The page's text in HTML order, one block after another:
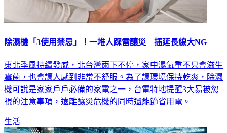
除濕機「3使用禁忌」！一堆人踩雷釀災 插延長線大NG
東北季風持續發威，北台灣雨下不停，家中濕氣重不只會滋生
霉菌，也會讓人感到非常不舒服。為了讓環境保持乾爽，除濕
機可說是家家戶戶必備的家電之一，台電特地提醒3大易被忽
視的注意事項，遠離釀災危機的同時還能節省用電。
生活